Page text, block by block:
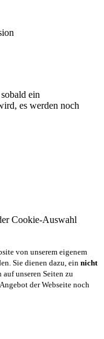
ein
es werden noch
Cookie-Auswahl
von unserem eigenem
Sie dienen dazu, ein nicht
unseren Seiten zu
der Webseite noch